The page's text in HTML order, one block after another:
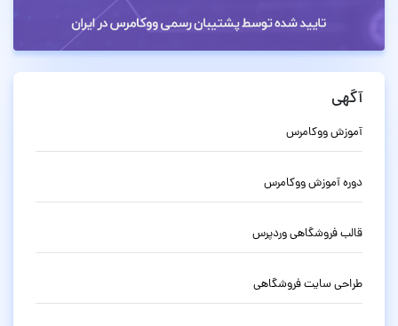
آگهی
آموزش ووکامرس
دوره آموزش ووکامرس
قالب فروشگاهی وردپرس
طراحی سایت فروشگاهی